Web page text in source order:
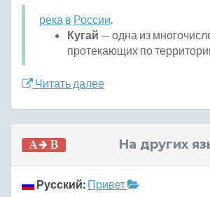
река в России.
Кугай — одна из
протекающих по
Читать далее
На других
Русский: Привет